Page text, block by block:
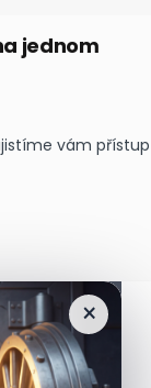
jednom
vám přístup
×